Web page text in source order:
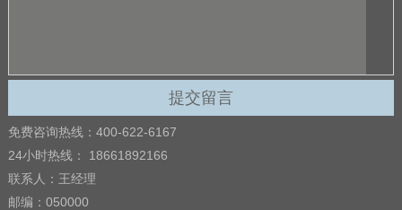
免费咨询热线：400-622-6167
24小时热线： 18661892166
联系人：王经理
邮编：050000